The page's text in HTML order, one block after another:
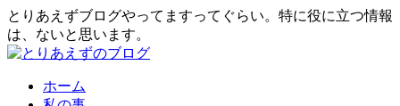
とりあえずブログやってますってぐらい。特に役に立つ情報
は、ないと思います。
ホーム